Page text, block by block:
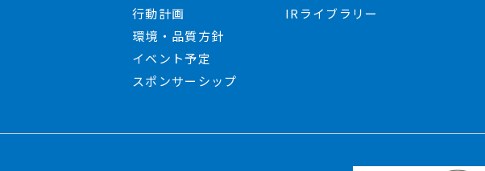
行動計画
環境・品質方針
イベント予定
スポンサーシップ
IRライブラリー